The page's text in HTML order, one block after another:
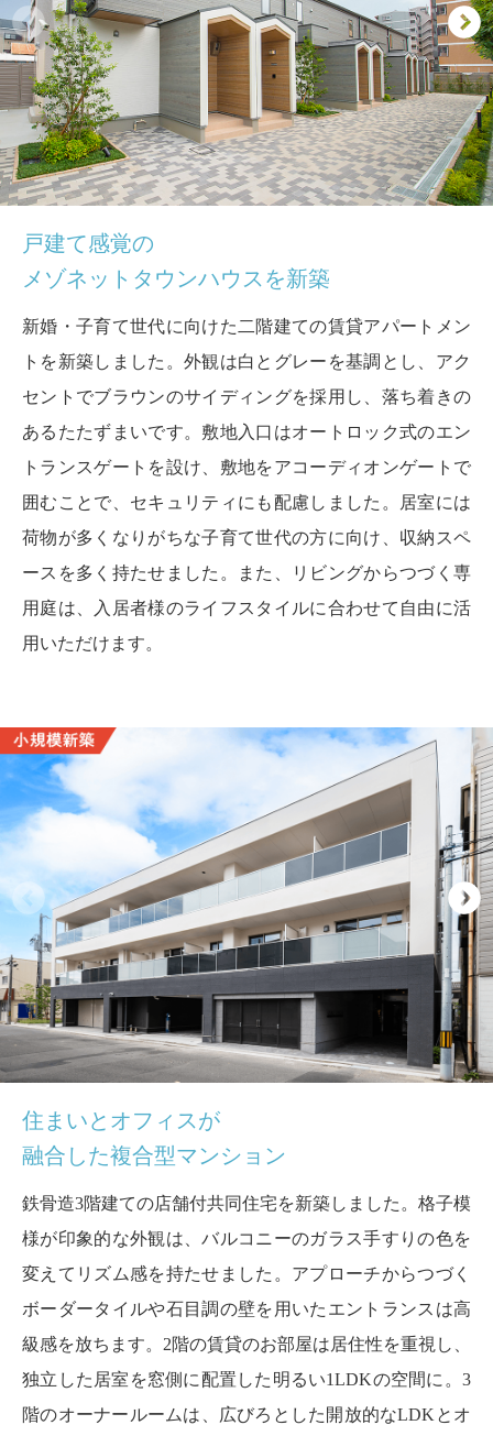
戸建て感覚の
メゾネットタウンハウスを新築
新婚・子育て世代に向けた二階建ての賃貸アパートメン
トを新築しました。外観は白とグレーを基調とし、アク
セントでブラウンのサイディングを採用し、落ち着きの
あるたたずまいです。敷地入口はオートロック式のエン
トランスゲートを設け、敷地をアコーディオンゲートで
囲むことで、セキュリティにも配慮しました。居室には
荷物が多くなりがちな子育て世代の方に向け、収納スペ
ースを多く持たせました。また、リビングからつづく専
用庭は、入居者様のライフスタイルに合わせて自由に活
用いただけます。
住まいとオフィスが
融合した複合型マンション
鉄骨造3階建ての店舗付共同住宅を新築しました。格子模
様が印象的な外観は、バルコニーのガラス手すりの色を
変えてリズム感を持たせました。アプローチからつづく
ボーダータイルや石目調の壁を用いたエントランスは高
級感を放ちます。2階の賃貸のお部屋は居住性を重視し、
独立した居室を窓側に配置した明るい1LDKの空間に。3
階のオーナールームは、広びろとした開放的なLDKとオ